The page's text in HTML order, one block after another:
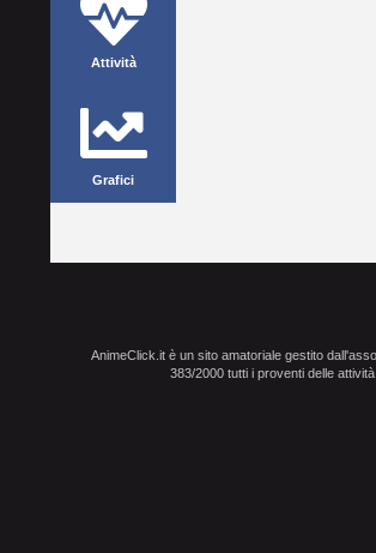
Attività
Grafici
AnimeClick.it è un sito amatoriale gestito
383/2000 tutti i proventi delle